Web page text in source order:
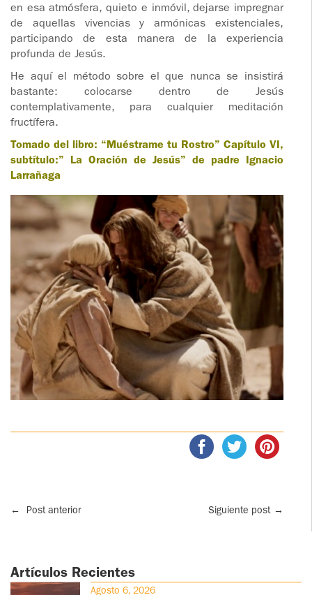
en esa atmósfera, quieto e inmóvil, dejarse impregnar
de aquellas vivencias y armónicas existenciales,
participando de esta manera de la experiencia
profunda de Jesús.
He aquí el método sobre el que nunca se insistirá
bastante: colocarse dentro de Jesús
contemplativamente, para cualquier meditación
fructífera.
Tomado del libro: “Muéstrame tu Rostro” Capítulo VI,
subtítulo:” La Oración de Jesús” de padre Ignacio
Larrañaga
← Post anterior Siguiente post →
Artículos Recientes
Agosto 6, 2026